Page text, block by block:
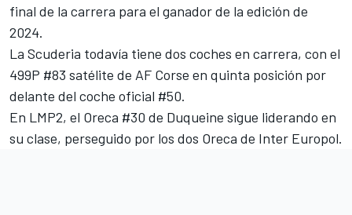
final de la carrera para el ganador de la edición de
2024.
La Scuderia todavía tiene dos coches en carrera, con el
499P #83 satélite de AF Corse en quinta posición por
delante del coche oficial #50.
En LMP2, el Oreca #30 de Duqueine sigue liderando en
su clase, perseguido por los dos Oreca de Inter Europol.